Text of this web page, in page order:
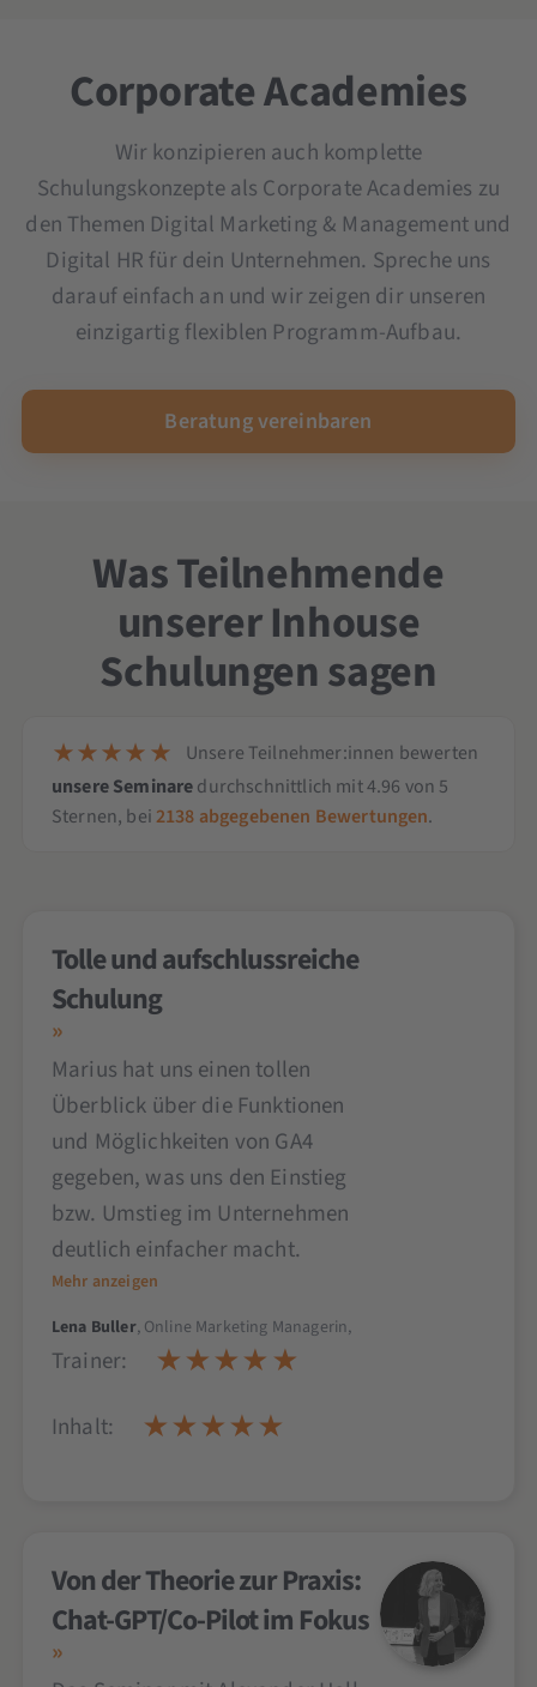
Seminar und Schulung KI im Unternehmen
Corporate Academies
Wir konzipieren auch komplette
Schulungskonzepte als Corporate Academies zu
den Themen Digital Marketing & Management und
Digital HR für dein Unternehmen. Spreche uns
darauf einfach an und wir zeigen dir unseren
einzigartig flexiblen Programm-Aufbau.
Beratung vereinbaren
Was Teilnehmende
unserer Inhouse
Schulungen sagen
Unsere Teilnehmer:innen bewerten
unsere Seminaredurchschnittlich mit4.96 von 5
Sternen, bei2138 abgegebenen Bewertungen.
Tolle und aufschlussreiche
Schulung
Marius hat uns einen tollen
Überblick über die Funktionen
und Möglichkeiten von GA4
gegeben, was uns den Einstieg
bzw. Umstieg im Unternehmen
deutlich einfacher macht.
Mehr anzeigen
Lena Buller, Online Marketing Managerin,
Trainer:
Inhalt:
Von der Theorie zur Praxis:
Chat-GPT/Co-Pilot im Fokus